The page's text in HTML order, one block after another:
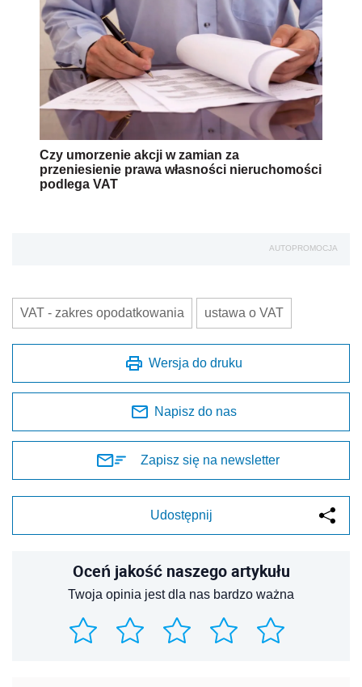
Czy umorzenie akcji w zamian za
przeniesienie prawa własności nieruchomości
podlega VAT
AUTOPROMOCJA
VAT - zakres opodatkowania ustawa o VAT
Wersja do druku
Napisz do nas
Zapisz się na newsletter
Udostępnij
Oceń jakość naszego artykułu
Twoja opinia jest dla nas bardzo ważna